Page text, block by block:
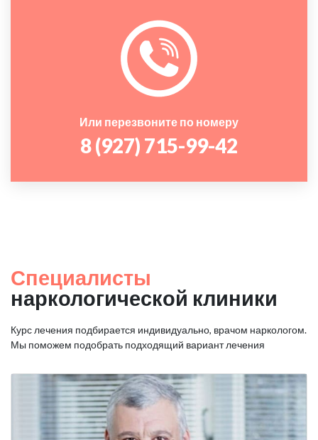
Или перезвоните по номеру
8 (927) 715-99-42
Специалисты
наркологической клиники
Курс лечения подбирается индивидуально, врачом наркологом.
Мы поможем подобрать подходящий вариант лечения